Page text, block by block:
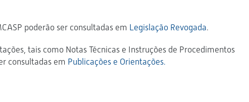
poderão ser consultadas em Legislação Revogada.
tais como Notas Técnicas e Instruções de Procedimentos
consultadas em Publicações e Orientações.